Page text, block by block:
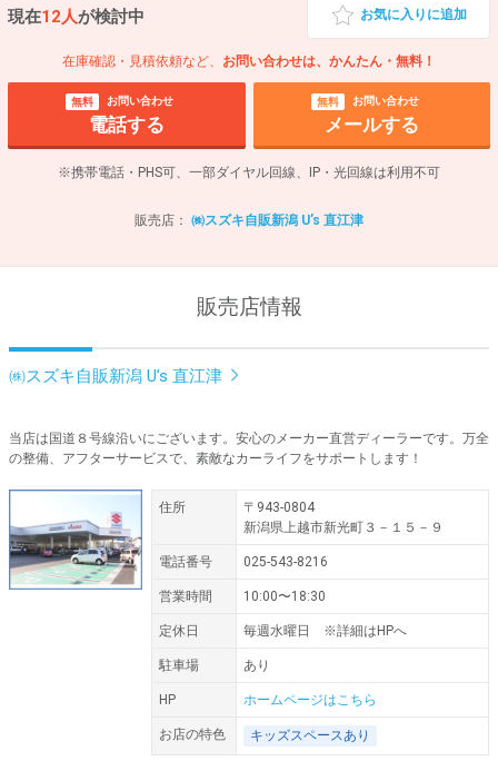
現在12人が検討中 お気に入りに追加
在庫確認・見積依頼など、 お問い合わせは、かんたん・無料！
無料 お問い合わせ
電話する
無料 お問い合わせ
メールする
※携帯電話・PHS可、一部ダイヤル回線、IP・光回線は利用不可
販売店： ㈱スズキ自販新潟 U’s 直江津
販売店情報
㈱スズキ自販新潟 U’s 直江津
当店は国道８号線沿いにございます。安心のメーカー直営ディーラーです。万全
の整備、アフターサービスで、素敵なカーライフをサポートします！
住所
〒943-0804
新潟県上越市新光町３－１５－９
電話番号 025-543-8216
営業時間 10:00〜18:30
定休日 毎週水曜日 ※詳細はHPへ
駐車場 あり
HP ホームページはこちら
お店の特色 キッズスペースあり